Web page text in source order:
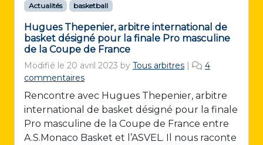
Actualités basketball
Hugues Thepenier, arbitre international de
basket désigné pour la finale Pro masculine
de la Coupe de France
Modifié le 20 avril 2023 by Tous arbitres |
4
commentairess
r
H
u
g
Rencontre avec Hugues Thepenier, arbitre
international de basket désigné pour la finale
Pro masculine de la Coupe de France entre
A.S.Monaco Basket et l’ASVEL. Il nous raconte